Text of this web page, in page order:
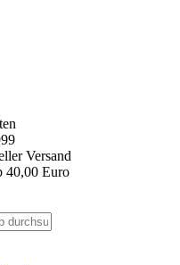
Versand
40,00 Euro